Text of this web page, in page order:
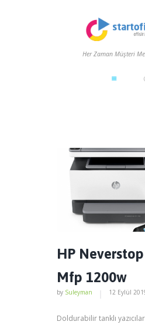
Her Zaman Müşteri
HP
Mfp 1200w
by Suleyman 12 Eylül
Doldurabilir tanklı